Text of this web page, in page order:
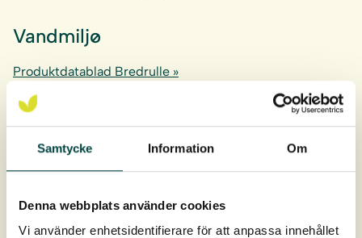
Samtycke Information Om
Denna webbplats använder cookies
Vi använder enhetsidentifierare för att anpassa innehållet
Vandmiljø
Produktdatablad Bredrulle »
Produktdatablad Bredmåtte »
Produktdatablad Maxiplugplante »
Produktdatablad Urteplugs »